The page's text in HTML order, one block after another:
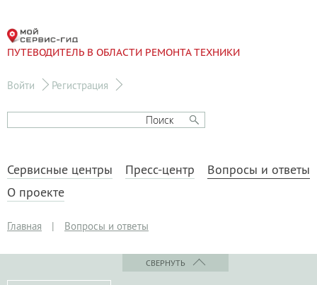
ПУТЕВОДИТЕЛЬ В ОБЛАСТИ РЕМОНТА ТЕХНИКИ
Войти Регистрация
Сервисные центры Пресс-центр
Вопросы и ответы
О проекте
Главная | Вопросы и ответы
СВЕРНУТЬ